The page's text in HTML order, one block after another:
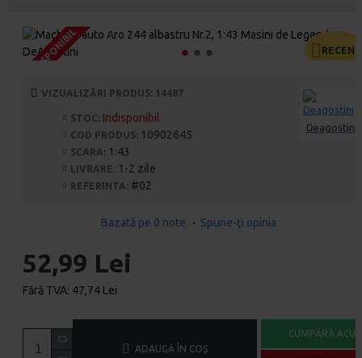
RECENT
INDISPONIBIL
INDISPONIBIL
INDISPONIBIL
STOC: Indisponibil
COD PRODUS: 10902645
SCARA: 1:43
LIVRARE: 1-2 zile
REFERINTA: #02
Deagostini
VIZUALIZĂRI PRODUS: 14487
Bazată pe 0 note. - Spune-ţi opinia
52,99 Lei
Fără TVA: 47,74 Lei
ADAUGĂ ÎN COŞ
CUMPĂRĂ